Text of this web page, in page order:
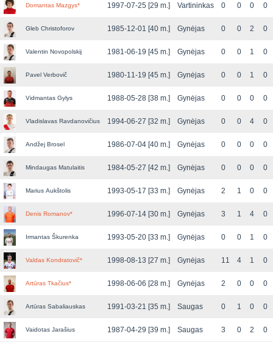
Domantas Mazgys* 1997-07-25 [29 m.] Vartininkas 0 0 0 0
Gleb Christoforov 1985-12-01 [40 m.] Gynėjas 0 0 2 0
Valentin Novopolskij 1981-06-19 [45 m.] Gynėjas 0 0 1 0
Pavel Verbovič 1980-11-19 [45 m.] Gynėjas 0 0 1 0
Vidmantas Gylys 1988-05-28 [38 m.] Gynėjas 0 0 0 0
Vladislavas Ravdanovičius 1994-06-27 [32 m.] Gynėjas 0 0 4 0
Andžej Brosel 1986-07-04 [40 m.] Gynėjas 0 0 0 0
Mindaugas Matulaitis 1984-05-27 [42 m.] Gynėjas 0 0 0 0
Marius Aukštolis 1993-05-17 [33 m.] Gynėjas 2 1 0 0
Denis Romanov* 1996-07-14 [30 m.] Gynėjas 3 1 4 0
Irmantas Škurenka 1993-05-20 [33 m.] Gynėjas 0 0 1 0
Valdas Kondratovič* 1998-08-13 [27 m.] Gynėjas 11 4 1 0
Artūras Tkačius* 1998-06-06 [28 m.] Gynėjas 2 0 0 0
Artūras Sabaliauskas 1991-03-21 [35 m.] Saugas 0 1 0 0
Vaidotas Jarašius 1987-04-29 [39 m.] Saugas 3 0 2 0